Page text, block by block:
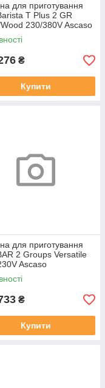
для приготування
T Plus 2 GR
230/380V Ascaso
₴
Купити
для приготування
2 Groups Versatile
Ascaso
₴
Купити